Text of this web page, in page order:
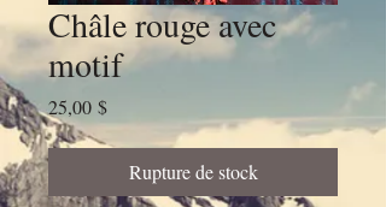
Châle rouge avec
motif
25,00 $Prix
Rupture de stock